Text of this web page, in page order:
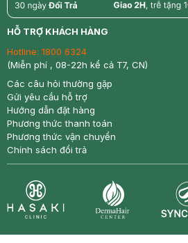
return nowfree
HỖ TRỢ KHÁCH HÀNG
Hotline: 1800 6324
(Miễn phí , 08-22h kể cả T7, CN)
Các câu hỏi thường gặp
Gửi yêu cầu hỗ trợ
Hướng dẫn đặt hàng
Phương thức thanh toán
Phương thức vận chuyển
Chính sách đổi trả